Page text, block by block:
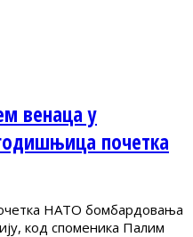
венаца у
почетка
НАТО бомбардовања
код споменика Палим